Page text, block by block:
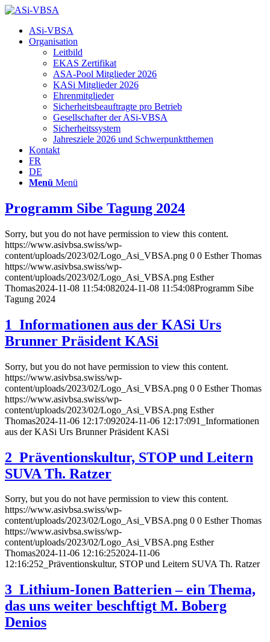
Hauptnavigation
ASi-VBSA
Organisation
Leitbild
EKAS Zertifikat
ASA-Pool Mitglieder 2026
KASi Mitglieder 2026
Ehrenmitglieder
Sicherheitsbeauftragte pro Betrieb
Gesellschafter der ASi-VBSA
Sicherheitssystem
Jahresziele 2026 und Schwerpunktthemen
Kontakt
FR
DE
Menü Menü
Programm Sibe Tagung 2024
Sorry, but you do not have permission to view this content.
https://www.asivbsa.swiss/wp-
content/uploads/2023/02/Logo_Asi_VBSA.png 0 0 Esther Thomas
https://www.asivbsa.swiss/wp-
content/uploads/2023/02/Logo_Asi_VBSA.png Esther
Thomas2024-11-08 11:54:082024-11-08 11:54:08Programm Sibe
Tagung 2024
1_Informationen aus der KASi Urs
Brunner Präsident KASi
Sorry, but you do not have permission to view this content.
https://www.asivbsa.swiss/wp-
content/uploads/2023/02/Logo_Asi_VBSA.png 0 0 Esther Thomas
https://www.asivbsa.swiss/wp-
content/uploads/2023/02/Logo_Asi_VBSA.png Esther
Thomas2024-11-06 12:17:092024-11-06 12:17:091_Informationen
aus der KASi Urs Brunner Präsident KASi
2_Präventionskultur, STOP und Leitern
SUVA Th. Ratzer
Sorry, but you do not have permission to view this content.
https://www.asivbsa.swiss/wp-
content/uploads/2023/02/Logo_Asi_VBSA.png 0 0 Esther Thomas
https://www.asivbsa.swiss/wp-
content/uploads/2023/02/Logo_Asi_VBSA.png Esther
Thomas2024-11-06 12:16:252024-11-06
12:16:252_Präventionskultur, STOP und Leitern SUVA Th. Ratzer
3_Lithium-Ionen Batterien – ein Thema,
das uns weiter beschftigt M. Boberg
Denios